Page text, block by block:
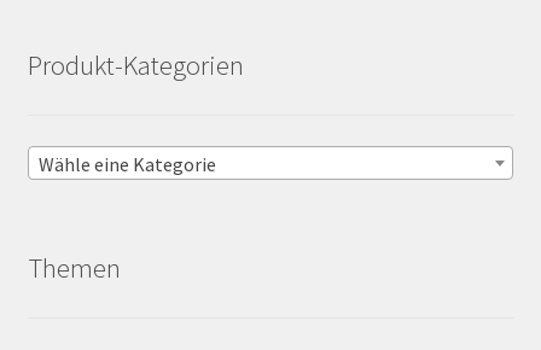
Produkt-Kategorien
Wähle eine Kategorie
Themen